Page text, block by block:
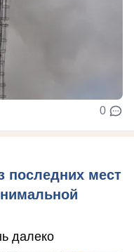
0
последних мест
далеко